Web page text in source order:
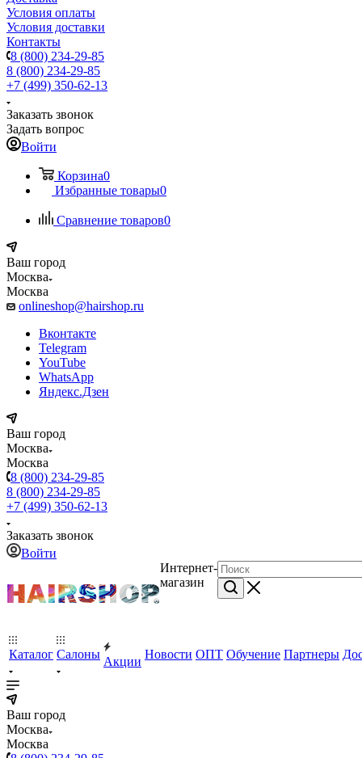
Условия оплаты
Условия доставки
Контакты
8 (800) 234-29-85
8 (800) 234-29-85
+7 (499) 350-62-13
Заказать звонок
Задать вопрос
Войти
Корзина0
Избранные товары0
Сравнение товаров0
Ваш город
Москва
Москва
onlineshop@hairshop.ru
Вконтакте
Telegram
YouTube
WhatsApp
Яндекс.Дзен
Ваш город
Москва
Москва
8 (800) 234-29-85
8 (800) 234-29-85
+7 (499) 350-62-13
Заказать звонок
Войти
Интернет-
магазин
Каталог Салоны
Акции
Новости ОПТ Обучение Партнеры
Ваш город
Москва
Москва